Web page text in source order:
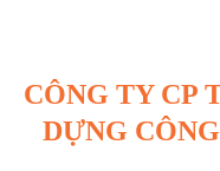
CÔNG TY CP
DỰNG